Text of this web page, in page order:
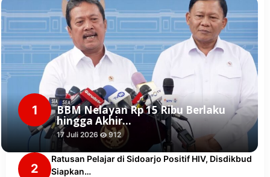
1 BBM Nelayan Rp 15 Ribu Berlaku
hingga Akhir…
17 Juli 2026 912
2
Ratusan Pelajar di Sidoarjo Positif HIV, Disdikbud
Siapkan…